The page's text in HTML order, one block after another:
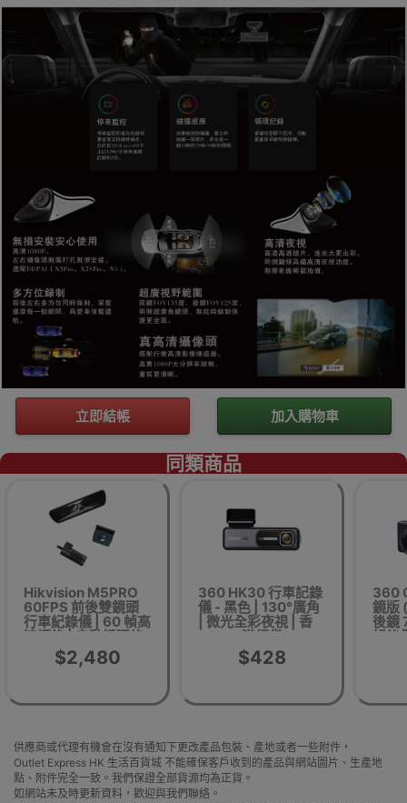
立即結帳 加入購物車
同類商品
Hikvision M5PRO
60FPS 前後雙鏡頭
行車紀錄儀 | 60 幀高
速攝錄 | 自動循環錄
影 | 香港行貨 | 二年
保養 | 包安裝
$2,480
360 HK30 行車記錄
儀 - 黑色 | 130°廣角
| 微光全彩夜視 | 香
港行貨
$428
360
鏡版
後鏡
記錄
供應商或代理有機會在沒有通知下更改產品包裝、產地或者一些附件，
Outlet Express HK 生活百貨城 不能確保客戶收到的產品與網站圖片、生產地
點、附件完全一致。我們保證全部貨源均為正貨。
如網站未及時更新資料，歡迎與我們聯絡。